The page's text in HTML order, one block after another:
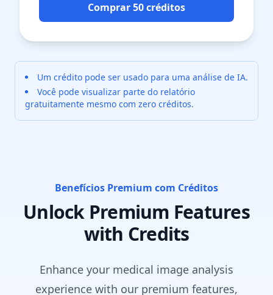
Comprar 50 créditos
Um crédito pode ser usado para uma análise de IA.
Você pode visualizar parte do relatório
gratuitamente mesmo com zero créditos.
Benefícios Premium com Créditos
Unlock Premium Features
with Credits
Enhance your medical image analysis
experience with our premium features,